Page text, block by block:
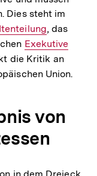
Dies steht im
, das
Interner
Link:
Exekutive
die Kritik an
Union.
von